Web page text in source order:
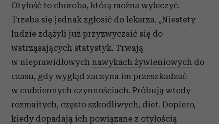
Otyłość to choroba, którą można wyleczyć.
Trzeba się jednak zgłosić do lekarza. „Niestety
ludzie zdążyli już przyzwyczaić się do
wstrząsających statystyk. Trwają
w nieprawidłowych nawykach żywieniowych do
czasu, gdy wygląd zaczyna im przeszkadzać
w codziennych czynnościach. Próbują wtedy
rozmaitych, często szkodliwych, diet. Dopiero,
kiedy dopadają ich powiązane z otyłością